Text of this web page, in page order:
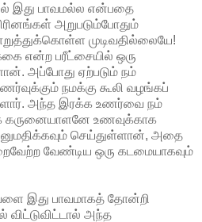
இது பாவமல்ல என்பதை
அறுபடும்போதும்
முடிவதில்லையே!
என்ற பரீட்சையில் ஒரு
அப்போது ஏற்படும் நம்
நமக்கு கூலி வழங்கப்
அந்த இரக்க உணர்வை நம்
கருனையாளனே உணவுக்காக
செய்துள்ளான், அதை
வேண்டிய ஒரு கடமையாகவும்
இது பாவமாகத் தோன்றி
அந்த